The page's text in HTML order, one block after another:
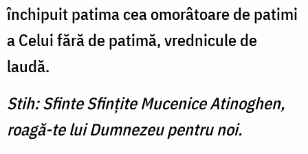
închipuit patima cea omorâtoare de patimi
a Celui fără de patimă, vrednicule de
laudă.
Stih: Sfinte Sfinţite Mucenice Atinoghen,
roagă-te lui Dumnezeu pentru noi.